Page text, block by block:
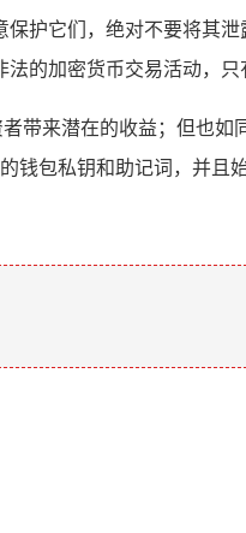
护它们，绝对不要将其
的加密货币交易活动，
来潜在的收益；但也如
包私钥和助记词，并且